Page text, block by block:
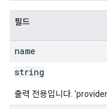
필드
name
string
출력 전용입니다.